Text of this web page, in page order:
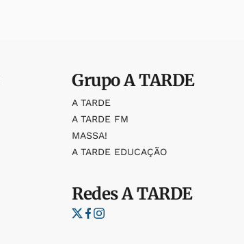
GrupoA TARDE
A TARDE
A TARDE FM
MASSA!
A TARDE EDUCAÇÃO
RedesA TARDE